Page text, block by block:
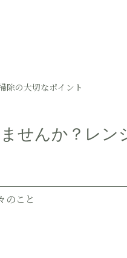
除の大切なポイント
せんか？レン
のこと